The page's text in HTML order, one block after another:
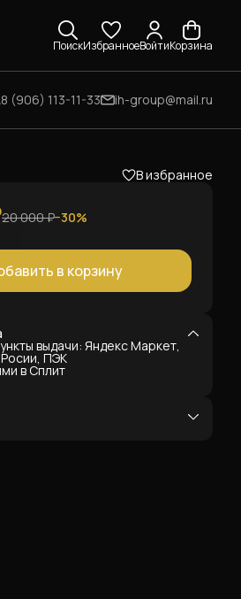
ПоискИзбранноеВойтиКорзина
8 (906) 113-11-33 ih-group@mail.ru
В избранное
20 000 ₽−30%
в корзину
выдачи: Яндекс Маркет,
ПЭК
в Сплит